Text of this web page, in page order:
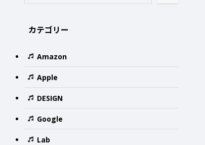
カテゴリー
Amazon
Apple
DESIGN
Google
Lab